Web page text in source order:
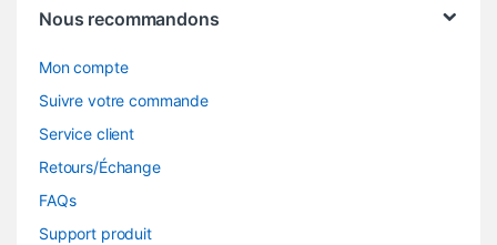
Nous recommandons
Mon compte
Suivre votre commande
Service client
Retours/Échange
FAQs
Support produit